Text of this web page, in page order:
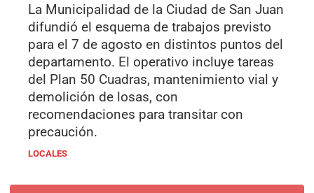
La Municipalidad de la Ciudad de San Juan
difundió el esquema de trabajos previsto
para el 7 de agosto en distintos puntos del
departamento. El operativo incluye tareas
del Plan 50 Cuadras, mantenimiento vial y
demolición de losas, con
recomendaciones para transitar con
precaución.
LOCALES